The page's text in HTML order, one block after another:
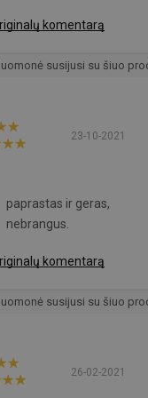
komentarą
susijusi su šiuo
23-10-2021
paprastas ir geras,
nebrangus.
komentarą
susijusi su šiuo
26-02-2021